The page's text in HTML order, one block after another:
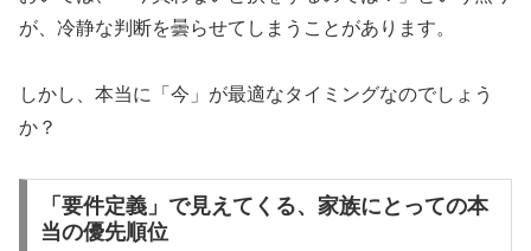
が、冷静な判断を曇らせてしまうことがあります。
しかし、本当に「今」が最適なタイミングなのでしょう
か？
「要件定義」で見えてくる、家族にとっての本
当の優先順位